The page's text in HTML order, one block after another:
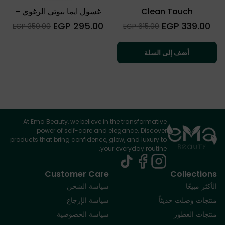
Clean Touch
السعر
العادي
339.00 EGP
Sale
615.00 EGP
أضف إلى السلة
غسول ايما بيوتي الرغوي -
للبشرة الحساسة والعادية
السعر
العادي
295.00 EGP
Sale
350.00 EGP
At Ema Beauty, we believe in the transformative
power of self-care and elegance. Discover
products that bring confidence, glow, and luxury to
your everyday routine.
Collections
الأكثر مبيعًا
منتجات وصلت حديثاً
منتجات العطور
Customer Care
سياسة الشحن
سياسة الإرجاع
سياسة الخصوصية